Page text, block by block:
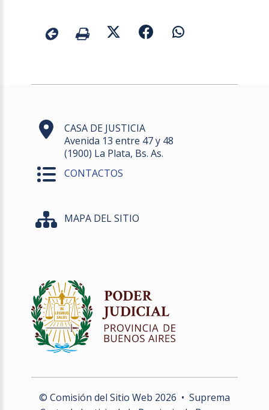
CASA DE JUSTICIA
Avenida 13 entre 47 y 48
(1900) La Plata, Bs. As.
CONTACTOS
MAPA DEL SITIO
© Comisión del Sitio Web 2026 • Suprema